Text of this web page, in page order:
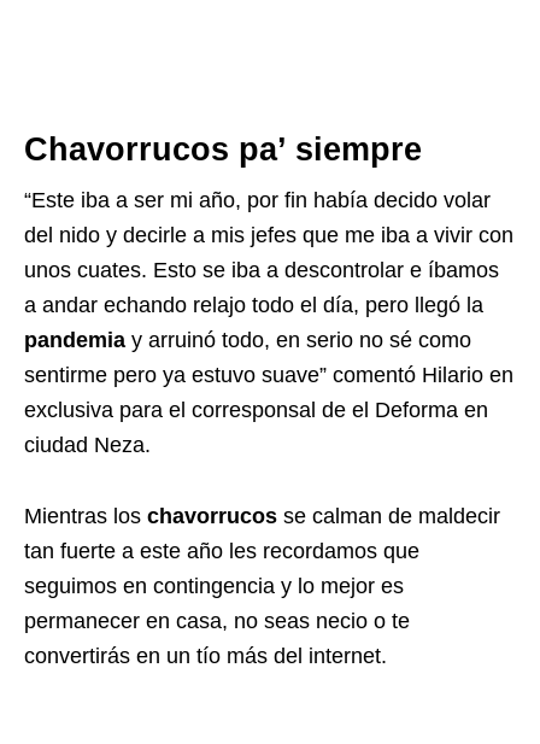
Chavorrucos pa’ siempre
“Este iba a ser mi año, por fin había decido volar
del nido y decirle a mis jefes que me iba a vivir con
unos cuates. Esto se iba a descontrolar e íbamos
a andar echando relajo todo el día, pero llegó la
pandemia y arruinó todo, en serio no sé como
sentirme pero ya estuvo suave” comentó Hilario en
exclusiva para el corresponsal de el Deforma en
ciudad Neza.
Mientras los chavorrucos se calman de maldecir
tan fuerte a este año les recordamos que
seguimos en contingencia y lo mejor es
permanecer en casa, no seas necio o te
convertirás en un tío más del internet.